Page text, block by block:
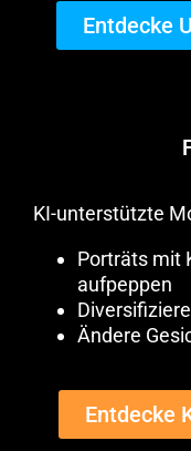
Entdecke
KI-unterstützte
Porträts mit
aufpeppen
Ändere
Entdecke